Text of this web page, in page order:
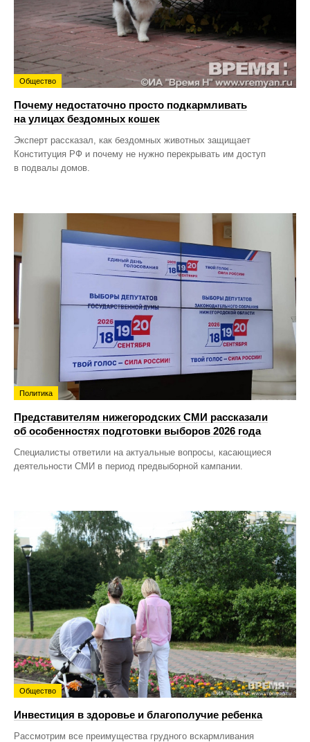
Общество
Почему недостаточно просто подкармливать
на улицах бездомных кошек
Эксперт рассказал, как бездомных животных защищает
Конституция РФ и почему не нужно перекрывать им доступ
в подвалы домов.
Политика
Представителям нижегородских СМИ рассказали
об особенностях подготовки выборов 2026 года
Специалисты ответили на актуальные вопросы, касающиеся
деятельности СМИ в период предвыборной кампании.
Общество
Инвестиция в здоровье и благополучие ребенка
Рассмотрим все преимущества грудного вскармливания